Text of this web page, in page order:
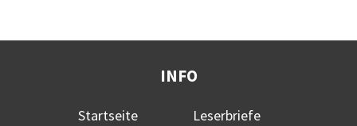
INFO
Startseite
Leserbriefe